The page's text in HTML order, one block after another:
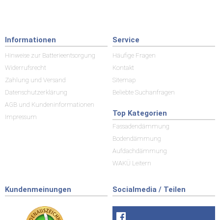
Informationen
Hinweise zur Batterieentsorgung
Widerrufsrecht
Zahlung und Versand
Datenschutzerklärung
AGB und Kundeninformationen
Impressum
Service
Häufige Fragen
Kontakt
Sitemap
Beliebte Suchanfragen
Top Kategorien
Fassadendämmung
Bodendämmung
Aufdachdämmung
WAKÜ Leitern
Kundenmeinungen Socialmedia / Teilen